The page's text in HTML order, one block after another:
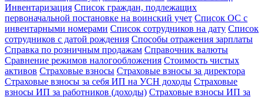
Инвентаризация Список граждан, подлежащих
первоначальной постановке на воинский учет Список ОС с
инвентарными номерами Список сотрудников на дату Список
сотрудников с датой рождения Способы отражения зарплаты
Справка по розничным продажам Справочник валюты
Сравнение режимов налогообложения Стоимость чистых
активов Страховые взносы Страховые взносы за директора
Страховые взносы за себя ИП на УСН доходы Страховые
взносы ИП за работников (доходы) Страховые взносы ИП за